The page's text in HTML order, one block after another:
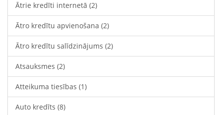
Ātrie kredīti internetā (2)
Ātro kredītu apvienošana (2)
Ātro kredītu salīdzinājums (2)
Atsauksmes (2)
Atteikuma tiesības (1)
Auto kredīts (8)